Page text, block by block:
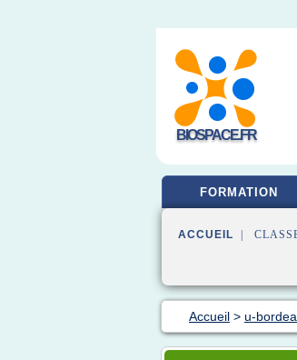
BIOSPACE.FR
FORMATION
ACCUEIL |
Accueil > u-